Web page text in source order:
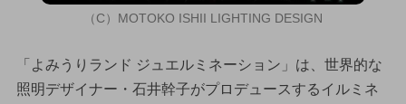
（C）MOTOKO ISHII LIGHTING DESIGN
「よみうりランド ジュエルミネーション」は、世界的な
照明デザイナー・石井幹子がプロデュースするイルミネ